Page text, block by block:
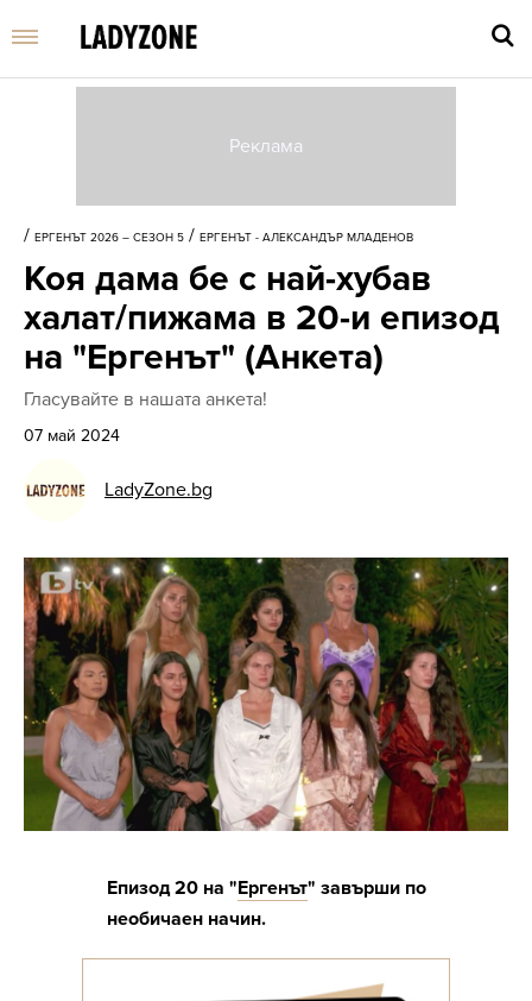
Enter
/ ЕРГЕНЪТ 2026 – СЕЗОН 5 / ЕРГЕНЪТ - АЛЕКСАНДЪР МЛАДЕНОВ
Коя дама бе с най-хубав
халат/пижама в 20-и епизод
на "Ергенът" (Анкета)
Гласувайте в нашата анкета!
07 май 2024
LadyZone.bg
Епизод 20 на "Ергенът" завърши по
необичаен начин.